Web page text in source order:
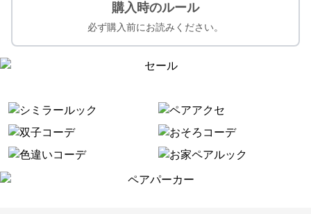
購入時のルール
必ず購入前にお読みください。